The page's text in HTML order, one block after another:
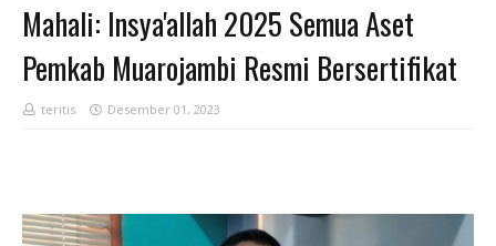
Mahali: Insya'allah 2025 Semua Aset
Pemkab Muarojambi Resmi Bersertifikat
teritis Desember 01, 2023